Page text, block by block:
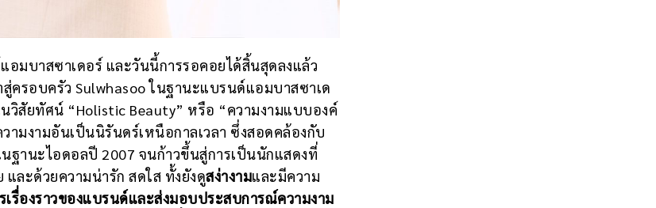
มบาสซาเดอร์ และวันนี้การรอคอยได้สิ้นสุดลงแล้ว
ครอบครัว Sulwhasoo ในฐานะแบรนด์แอมบาสซาเด
วิสัยทัศน์ “Holistic Beauty” หรือ “ความงามแบบองค์
ามงามอันเป็นนิรันดร์เหนือกาลเวลา ซึ่งสอดคล้องกับ
ฐานะไอดอลปี 2007 จนก้าวขึ้นสู่การเป็นนักแสดงที่
ละด้วยความน่ารัก สดใส ทั้งยังดูสง่างามและมีความ
รื่องราวของแบรนด์และส่งมอบประสบการณ์ความงาม